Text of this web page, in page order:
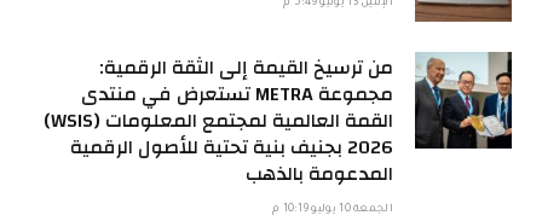
الإثنين 13 يوليو 5:49 م
من ترسيخ القيمة إلى الثقة الرقمية:
مجموعة METRA تستعرض في منتدى
القمة العالمية لمجتمع المعلومات (WSIS)
2026 بجنيف بنية تحتية للأصول الرقمية
المدعومة بالذهب
الجمعة 10 يوليو 10:19 م